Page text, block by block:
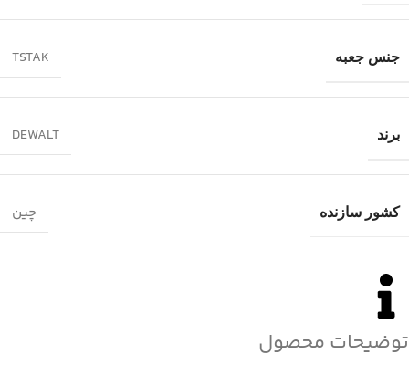
توضیحات محصول
جنس جعبه TSTAK
برند DEWALT
کشور سازنده چین